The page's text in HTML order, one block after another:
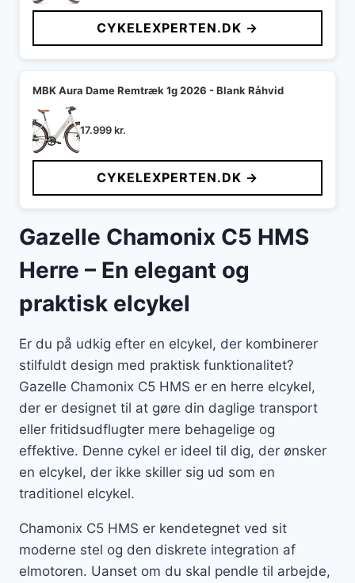
pris
var:
6.599 kr..
pris
er:
5.609 kr..
CYKELEXPERTEN.DK →
MBK Aura Dame Remtræk 1g 2026 - Blank Råhvid
17.999kr.
CYKELEXPERTEN.DK →
Gazelle Chamonix C5 HMS
Herre – En elegant og
praktisk elcykel
Er du på udkig efter en elcykel, der kombinerer
stilfuldt design med praktisk funktionalitet?
Gazelle Chamonix C5 HMS er en herre elcykel,
der er designet til at gøre din daglige transport
eller fritidsudflugter mere behagelige og
effektive. Denne cykel er ideel til dig, der ønsker
en elcykel, der ikke skiller sig ud som en
traditionel elcykel.
Chamonix C5 HMS er kendetegnet ved sit
moderne stel og den diskrete integration af
elmotoren. Uanset om du skal pendle til arbejde,